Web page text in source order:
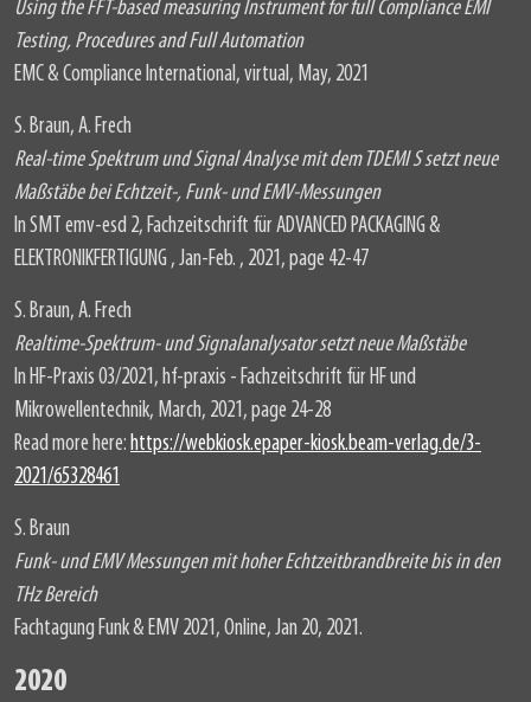
Using the FFT-based measuring Instrument for full Compliance EMI
Testing, Procedures and Full Automation
EMC & Compliance International, virtual, May, 2021
S. Braun, A. Frech
Real-time Spektrum und Signal Analyse mit dem TDEMI S setzt neue
Maßstäbe bei Echtzeit-, Funk- und EMV-Messungen
In SMT emv-esd 2, Fachzeitschrift für ADVANCED PACKAGING &
ELEKTRONIKFERTIGUNG , Jan-Feb. , 2021, page 42-47
S. Braun, A. Frech
Realtime-Spektrum- und Signalanalysator setzt neue Maßstäbe
In HF-Praxis 03/2021, hf-praxis - Fachzeitschrift für HF und
Mikrowellentechnik, March, 2021, page 24-28
Read more here: https://webkiosk.epaper-kiosk.beam-verlag.de/3-
2021/65328461
S. Braun
Funk- und EMV Messungen mit hoher Echtzeitbrandbreite bis in den
THz Bereich
Fachtagung Funk & EMV 2021, Online, Jan 20, 2021.
2020